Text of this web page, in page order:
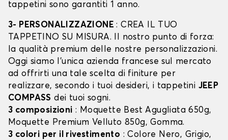
tappetini sono garantiti 1 anno.
3- PERSONALIZZAZIONE: CREA IL TUO
TAPPETINO SU MISURA. Il nostro punto di forza:
la qualità premium delle nostre personalizzazioni.
Oggi siamo l’unica azienda francese sul mercato
ad offrirti una tale scelta di finiture per
realizzare, secondo i tuoi desideri, i tappetini JEEP
COMPASS dei tuoi sogni.
3 composizioni : Moquette Best Agugliata 650g,
Moquette Premium Velluto 850g, Gomma.
3 colori per il rivestimento : Colore Nero, Grigio,